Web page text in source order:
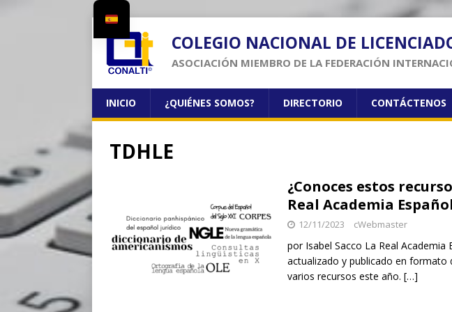
COLEGIO NACIONAL DE
ASOCIACIÓN MIEMBRO DE LA FEDERACIÓN
INICIO ¿QUIÉNES SOMOS? DIRECTORIO CONTÁCTENOS
TDHLE
¿Conoces estos
Real Academia
12/11/2023 cWebmaster
por Isabel Sacco La Real Academia
actualizado y publicado en formato
varios recursos este año. […]